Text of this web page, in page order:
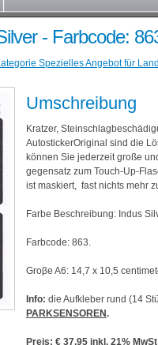
- Farbcode:
Spezielles Angebot für
Umschreibung
Kratzer,
AutostickerOriginal sind die
können Sie jederzeit große
gegensatz zum Touch-Up-
ist maskiert, fast nichts mehr
Farbe Beschreibung: Indus
Farbcode: 863.
Groβe A6: 14,7 x 10,5
Info: die Aufkleber rund (14
PARKSENSOREN.
Preis: € 37,95 inkl. 21%